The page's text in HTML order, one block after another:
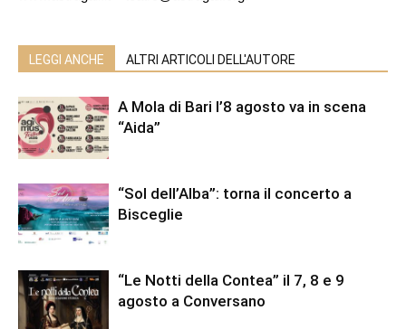
LEGGI ANCHE ALTRI ARTICOLI DELL'AUTORE
A Mola di Bari l’8 agosto va in scena
“Aida”
“Sol dell’Alba”: torna il concerto a
Bisceglie
“Le Notti della Contea” il 7, 8 e 9
agosto a Conversano